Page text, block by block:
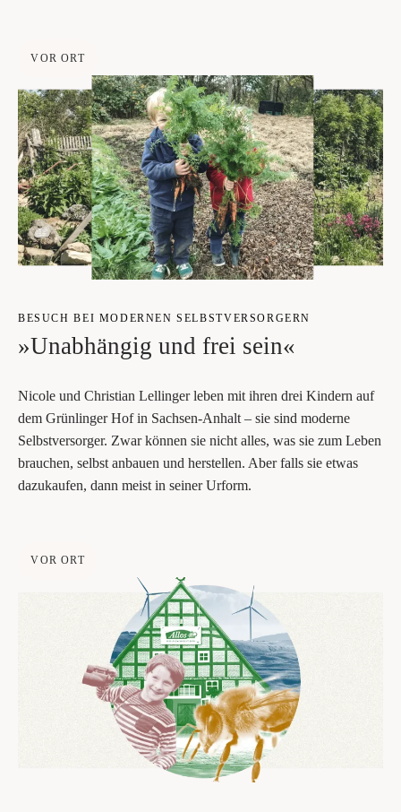
VOR ORT
BESUCH BEI MODER­NEN SELBST­VER­SOR­GERN
»Unab­hän­gig und frei sein«
Nico­le und Chris­ti­an Lel­lin­ger leben mit ihren drei Kin­dern auf
dem Grün­lin­ger Hof in Sach­sen-Anhalt – sie sind moder­ne
Selbst­ver­sor­ger. Zwar kön­nen sie nicht alles, was sie zum Leben
brau­chen, selbst anbau­en und her­stel­len. Aber falls sie etwas
dazu­kau­fen, dann meist in sei­ner Urform.
VOR ORT